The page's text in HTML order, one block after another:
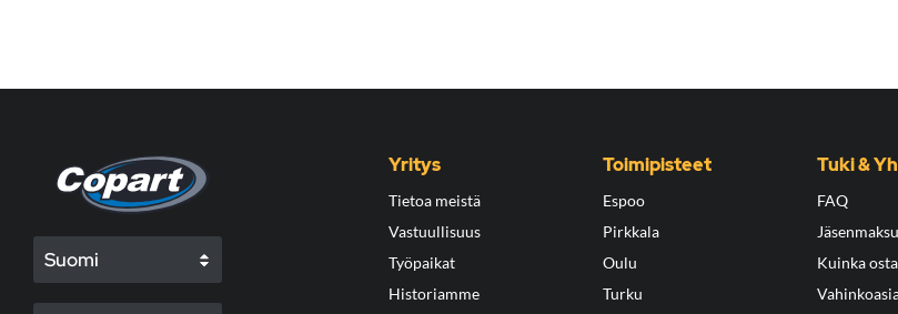
Suomi
Yritys
Tietoa meistä
Vastuullisuus
Työpaikat
Historiamme
Toimipisteet
Espoo
Pirkkala
Oulu
Turku
Tuki &
FAQ
Kuinka